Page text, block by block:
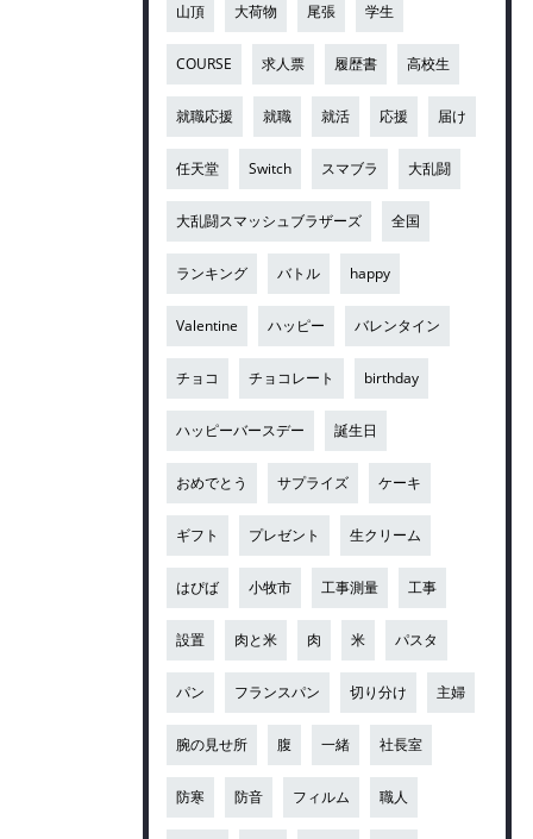
山頂 大荷物 尾張 学生
COURSE 求人票 履歴書 高校生
就職応援 就職 就活 応援 届け
任天堂 Switch スマブラ 大乱闘
大乱闘スマッシュブラザーズ 全国
ランキング バトル happy
Valentine ハッピー バレンタイン
チョコ チョコレート birthday
ハッピーバースデー 誕生日
おめでとう サプライズ ケーキ
ギフト プレゼント 生クリーム
はぴば 小牧市 工事測量 工事
設置 肉と米 肉 米 パスタ
パン フランスパン 切り分け 主婦
腕の見せ所 腹 一緒 社長室
防寒 防音 フィルム 職人